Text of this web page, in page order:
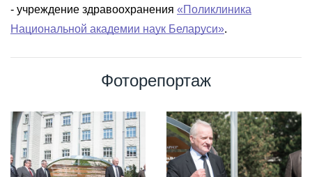
- учреждение здравоохранения «Поликлиника
Национальной академии наук Беларуси».
Фоторепортаж